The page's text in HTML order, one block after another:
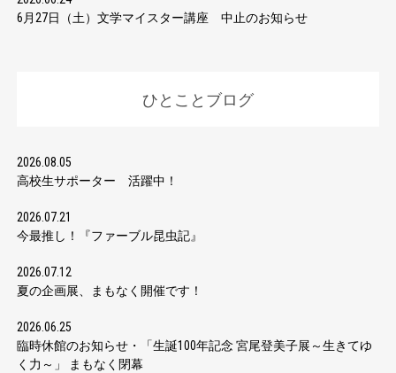
6月27日（土）文学マイスター講座 中止のお知らせ
ひとことブログ
2026.08.05
高校生サポーター 活躍中！
2026.07.21
今最推し！『ファーブル昆虫記』
2026.07.12
夏の企画展、まもなく開催です！
2026.06.25
臨時休館のお知らせ・「生誕100年記念 宮尾登美子展～生きてゆ
く力～」 まもなく閉幕